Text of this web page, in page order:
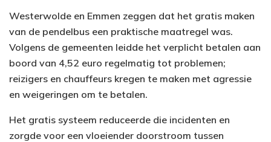
Westerwolde en Emmen zeggen dat het gratis maken
van de pendelbus een praktische maatregel was.
Volgens de gemeenten leidde het verplicht betalen aan
boord van 4,52 euro regelmatig tot problemen;
reizigers en chauffeurs kregen te maken met agressie
en weigeringen om te betalen.
Het gratis systeem reduceerde die incidenten en
zorgde voor een vloeiender doorstroom tussen